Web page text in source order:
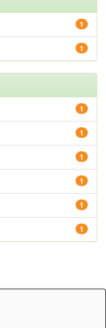
1
1
1
1
1
1
1
1